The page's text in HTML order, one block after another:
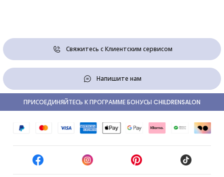
Свяжитесь с Клиентским сервисом
Напишите нам
ПРИСОЕДИНЯЙТЕСЬ К ПРОГРАММЕ БОНУСЫ CHILDRENSALON